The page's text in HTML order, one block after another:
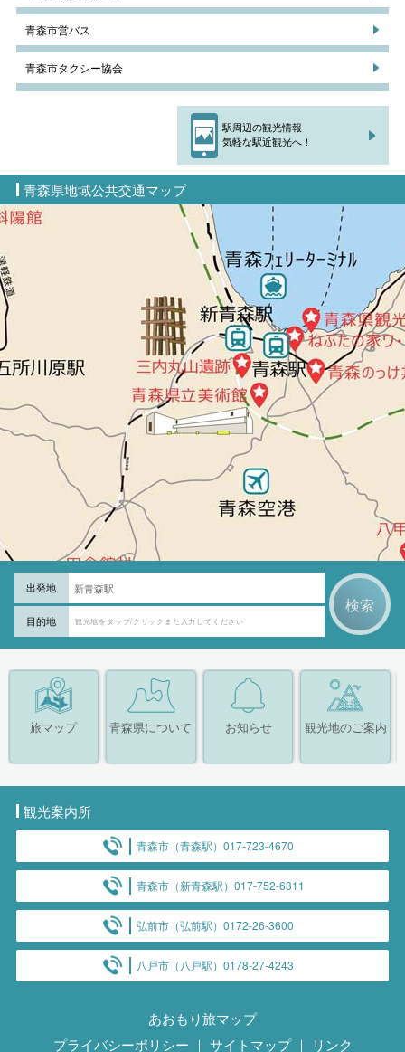
青森市営バス
青森市タクシー協会
駅周辺の観光情報
気軽な駅近観光へ！
青森県地域公共交通マップ
出発地 新青森駅
目的地 観光地をタップ/クリックまた入力してください
旅マップ 青森県について お知らせ 観光地のご案内
観光案内所
青森市（青森駅）017-723-4670
青森市（新青森駅）017-752-6311
弘前市（弘前駅）0172-26-3600
八戸市（八戸駅）0178-27-4243
あおもり旅マップ
プライバシーポリシー ｜ サイトマップ ｜ リンク